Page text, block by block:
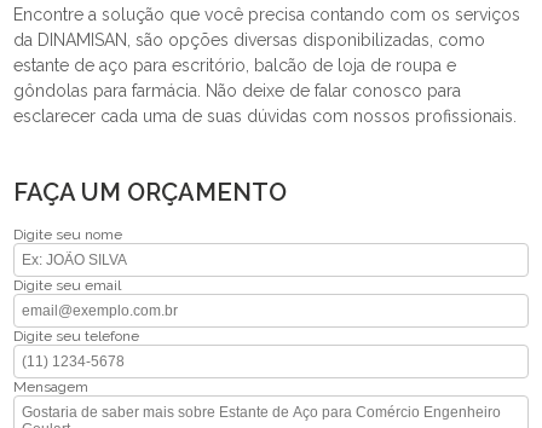
Encontre a solução que você precisa contando com os serviços
da DINAMISAN, são opções diversas disponibilizadas, como
estante de aço para escritório, balcão de loja de roupa e
gôndolas para farmácia. Não deixe de falar conosco para
esclarecer cada uma de suas dúvidas com nossos profissionais.
FAÇA UM ORÇAMENTO
Digite seu nome
Digite seu email
Digite seu telefone
Mensagem